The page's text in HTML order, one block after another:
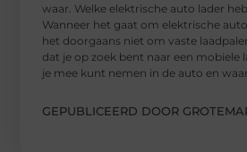
waar. Welke elektrische auto lader
Wanneer het gaat om elektrische
het doorgaans niet om vaste
dat je op zoek bent naar een mobiele
je mee kunt nemen in de auto en waar
GEPUBLICEERD DOOR